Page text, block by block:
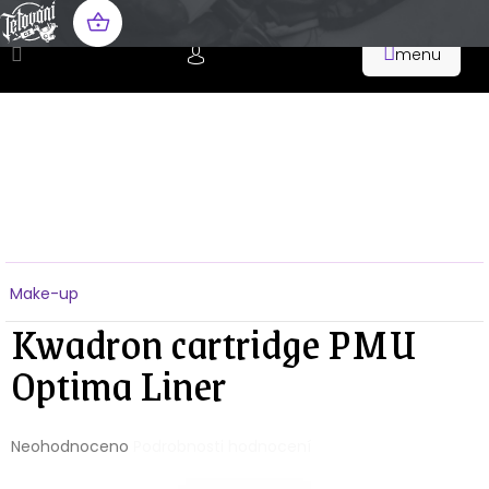
Přejít
na
obsah
NÁKUPNÍ
Make-up
Kwadron cartridge PMU
Optima Liner
Průměrné
Neohodnoceno